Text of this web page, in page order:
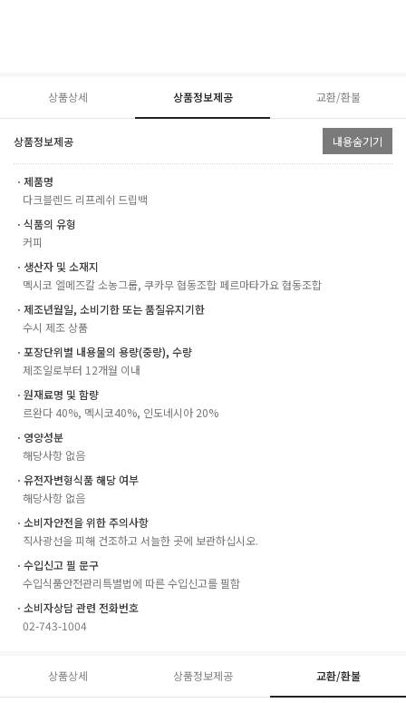
상품상세 상품정보제공 교환/환불
상품정보제공 내용숨기기
ㆍ제품명
다크블렌드 리프레쉬 드립백
ㆍ식품의 유형
커피
ㆍ생산자 및 소재지
멕시코 엘메즈칼 소농그룹, 쿠카무 협동조합 페르마타가요 협동조합
ㆍ제조년월일, 소비기한 또는 품질유지기한
수시 제조 상품
ㆍ포장단위별 내용물의 용량(중량), 수량
제조일로부터 12개월 이내
ㆍ원재료명 및 함량
르완다 40%, 멕시코40%, 인도네시아 20%
ㆍ영양성분
해당사항 없음
ㆍ유전자변형식품 해당 여부
해당사항 없음
ㆍ소비자안전을 위한 주의사항
직사광선을 피해 건조하고 서늘한 곳에 보관하십시오.
ㆍ수입신고 필 문구
수입식품안전관리특별법에 따른 수입신고를 필함
ㆍ소비자상담 관련 전화번호
02-743-1004
상품상세 상품정보제공 교환/환불